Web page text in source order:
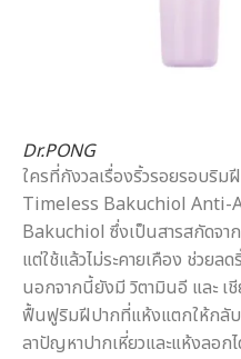
Dr.PONG
ใครที่กังวลเรื่องริ้วรอยรอบริม
Timeless Bakuchiol Anti-
Bakuchiol ซึ่งเป็นสารสกัดจา
แต่ใช้แล้วไม่ระคายเคือง ช่วยล
นอกจากนี้ยังมี วิตามินอี และ เ
ฟื้นฟูริมฝีปากที่แห้งแตกให้กลั
ลาปัญหาปากเหี่ยวและแห้งลอกไ